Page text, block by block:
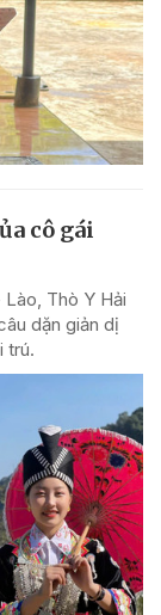
cô gái
Thò Y Hải
dặn giản dị
trú.